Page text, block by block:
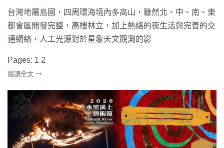
台灣地屬島國，四周環海境內多高山，雖然北、中、南、東
都會區開發完整，高樓林立，加上熱絡的夜生活與完善的交
通網絡，人工光源對於星象天文觀測的影
Pages: 1 2
閱讀全文